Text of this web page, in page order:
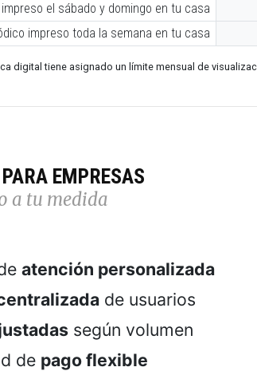
el sábado y domingo en tu casa
impreso toda la semana en tu casa
digital tiene asignado un límite mensual de
EMPRESAS
a tu medida
atención personalizada
de usuarios
según volumen
de pago flexible